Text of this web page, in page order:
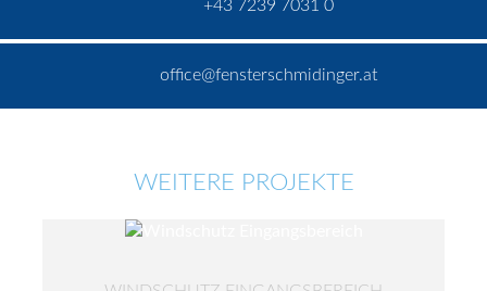
+43 7239 7031 0
office@fensterschmidinger.at
WEITERE PROJEKTE